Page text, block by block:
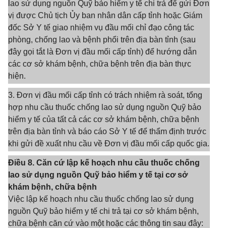
lao sử dụng nguồn Quỹ bảo hiểm y tế chi trả để gửi Đơn
vị được Chủ tịch Ủy ban nhân dân cấp tỉnh hoặc Giám
đốc Sở Y tế giao nhiệm vụ đầu mối chỉ đạo công tác
phòng, chống lao và bệnh phổi trên địa bàn tỉnh (sau
đây gọi tắt là Đơn vị đầu mối cấp tỉnh) để hướng dẫn
các cơ sở khám bệnh, chữa bệnh trên địa bàn thực
hiện.
3. Đơn vị đầu mối cấp tỉnh có trách nhiệm rà soát, tổng
hợp nhu cầu thuốc chống lao sử dụng nguồn Quỹ bảo
hiểm y tế của tất cả các cơ sở khám bệnh, chữa bệnh
trên địa bàn tỉnh và báo cáo Sở Y tế để thẩm định trước
khi gửi đề xuất nhu cầu về Đơn vị đầu mối cấp quốc gia.
Điều 8. Căn cứ lập kế hoạch nhu cầu thuốc chống
lao sử dụng nguồn Quỹ bảo hiểm y tế tại cơ sở
khám bệnh, chữa bệnh
Việc lập kế hoạch nhu cầu thuốc chống lao sử dụng
nguồn Quỹ bảo hiểm y tế chi trả tại cơ sở khám bệnh,
chữa bệnh căn cứ vào một hoặc các thông tin sau đây: